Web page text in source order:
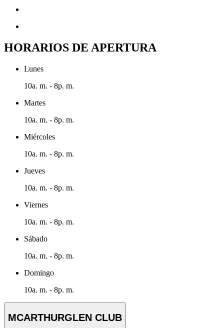
HORARIOS DE APERTURA
Lunes
10a. m. - 8p. m.
Martes
10a. m. - 8p. m.
Miércoles
10a. m. - 8p. m.
Jueves
10a. m. - 8p. m.
Viernes
10a. m. - 8p. m.
Sábado
10a. m. - 8p. m.
Domingo
10a. m. - 8p. m.
MCARTHURGLEN CLUB